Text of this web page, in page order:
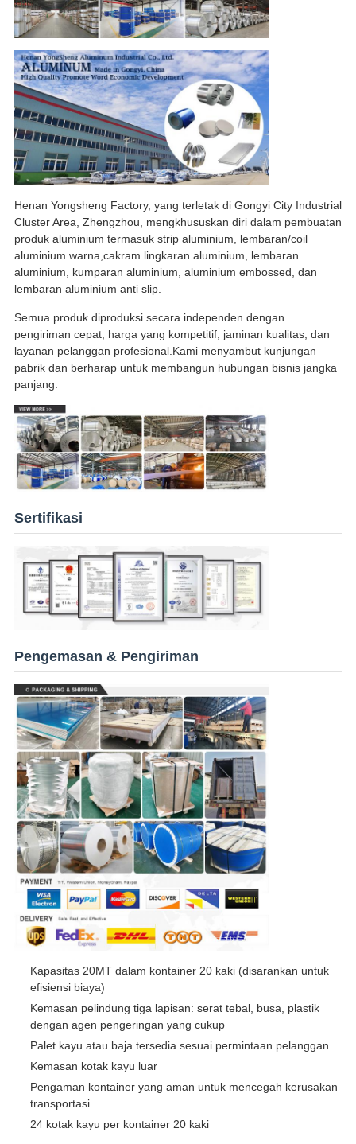
Henan Yongsheng Factory, yang terletak di Gongyi City Industrial
Cluster Area, Zhengzhou, mengkhususkan diri dalam pembuatan
produk aluminium termasuk strip aluminium, lembaran/coil
aluminium warna,cakram lingkaran aluminium, lembaran
aluminium, kumparan aluminium, aluminium embossed, dan
lembaran aluminium anti slip.
Semua produk diproduksi secara independen dengan
pengiriman cepat, harga yang kompetitif, jaminan kualitas, dan
layanan pelanggan profesional.Kami menyambut kunjungan
pabrik dan berharap untuk membangun hubungan bisnis jangka
panjang.
Sertifikasi
Pengemasan & Pengiriman
Kapasitas 20MT dalam kontainer 20 kaki (disarankan untuk
efisiensi biaya)
Kemasan pelindung tiga lapisan: serat tebal, busa, plastik
dengan agen pengeringan yang cukup
Palet kayu atau baja tersedia sesuai permintaan pelanggan
Kemasan kotak kayu luar
Pengaman kontainer yang aman untuk mencegah kerusakan
transportasi
24 kotak kayu per kontainer 20 kaki